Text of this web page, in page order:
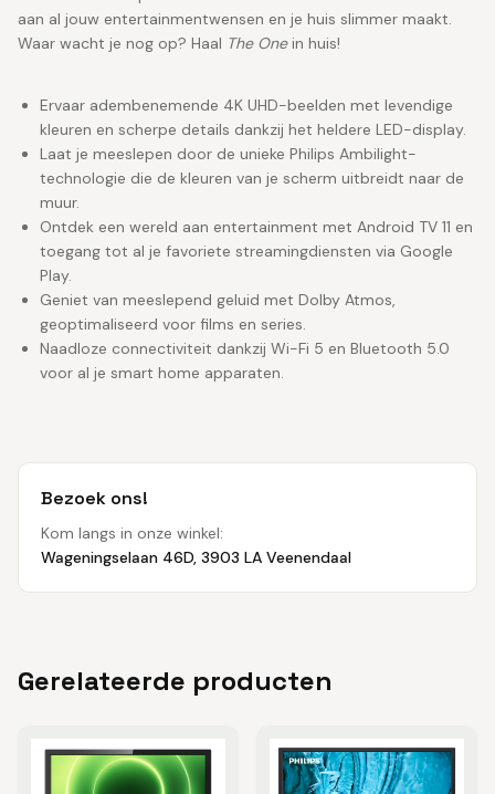
aan al jouw entertainmentwensen en je huis slimmer maakt.
Waar wacht je nog op? Haal The Onein huis!
Ervaar adembenemende 4K UHD-beelden met levendige
kleuren en scherpe details dankzij het heldere LED-display.
Laat je meeslepen door de unieke Philips Ambilight-
technologie die de kleuren van je scherm uitbreidt naar de
muur.
Ontdek een wereld aan entertainment met Android TV 11 en
toegang tot al je favoriete streamingdiensten via Google
Play.
Geniet van meeslepend geluid met Dolby Atmos,
geoptimaliseerd voor films en series.
Naadloze connectiviteit dankzij Wi-Fi 5 en Bluetooth 5.0
voor al je smart home apparaten.
Bezoek ons!
Kom langs in onze winkel:
Wageningselaan 46D, 3903 LA Veenendaal
Gerelateerde producten